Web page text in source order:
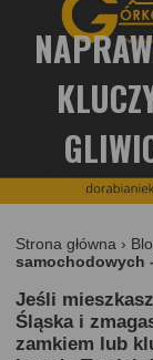
Strona główna ›
samochodowych
Jeśli
Śląska i
zamkiem lub